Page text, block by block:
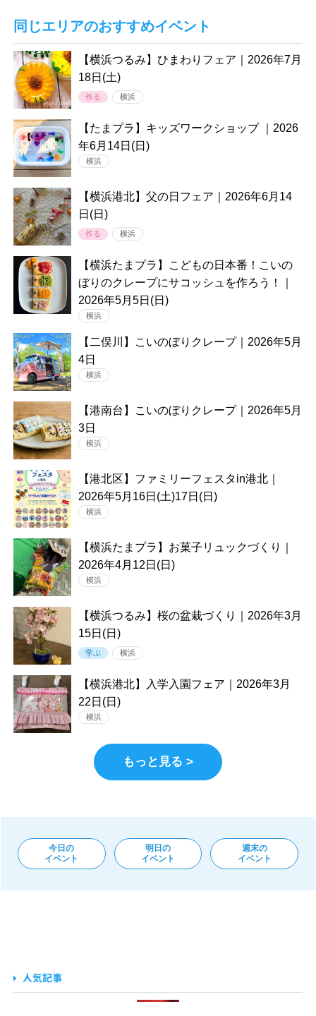
同じエリアのおすすめイベント
【横浜つるみ】ひまわりフェア｜2026年7月
18日(土)
作る 横浜
【たまプラ】キッズワークショップ ｜2026
年6月14日(日)
横浜
【横浜港北】父の日フェア｜2026年6月14
日(日)
作る 横浜
【横浜たまプラ】こどもの日本番！こいの
ぼりのクレープにサコッシュを作ろう！｜
2026年5月5日(日)
横浜
【二俣川】こいのぼりクレープ｜2026年5月
4日
横浜
【港南台】こいのぼりクレープ｜2026年5月
3日
横浜
【港北区】ファミリーフェスタin港北｜
2026年5月16日(土)17日(日)
横浜
【横浜たまプラ】お菓子リュックづくり｜
2026年4月12日(日)
横浜
【横浜つるみ】桜の盆栽づくり｜2026年3月
15日(日)
学ぶ 横浜
【横浜港北】入学入園フェア｜2026年3月
22日(日)
横浜
もっと見る >
今日の
イベント
明日の
イベント
週末の
イベント